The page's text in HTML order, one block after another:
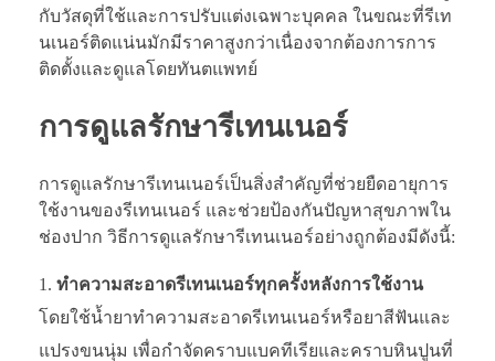
กับวัสดุที่ใช้และการปรับแต่งเฉพาะบุคคล ในขณะที่รีเท
นเนอร์ติดแน่นมักมีราคาสูงกว่าเนื่องจากต้องการการ
ติดตั้งและดูแลโดยทันตแพทย์
การดูแลรักษารีเทนเนอร์
การดูแลรักษารีเทนเนอร์เป็นสิ่งสำคัญที่ช่วยยืดอายุการ
ใช้งานของรีเทนเนอร์ และช่วยป้องกันปัญหาสุขภาพใน
ช่องปาก วิธีการดูแลรักษารีเทนเนอร์อย่างถูกต้องมีดังนี้:
ทำความสะอาดรีเทนเนอร์ทุกครั้งหลังการใช้งาน
โดยใช้น้ำยาทำความสะอาดรีเทนเนอร์หรือยาสีฟันและ
แปรงขนนุ่ม เพื่อกำจัดคราบแบคทีเรียและคราบหินปูนที่